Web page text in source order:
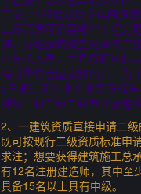
二级；128层及以下单跨跨
二级资质可承接哪些工程房
跨；办理建筑施工总承包二
业技术人员，并具备相应的
程质量符合国家和地方；为
6日通过建筑业企业资质标
特级一级二级三级专业承包
2、一建筑资质直接申请二
既可按现行二级资质标准申
求注；想要获得建筑施工总
有12名注册建造师，其中至
具备15名以上具有中级。